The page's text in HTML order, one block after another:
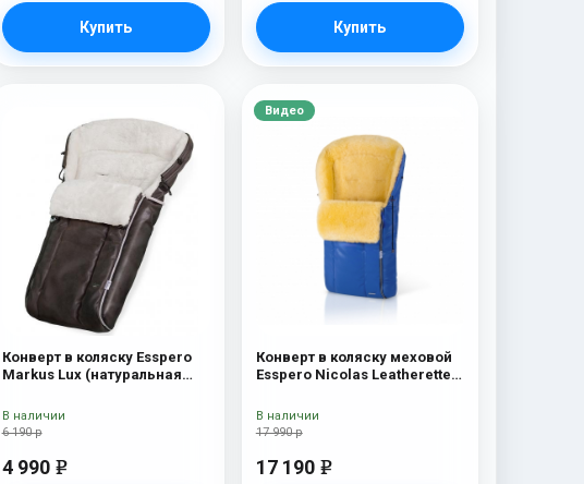
Купить Купить
Конверт в коляску Esspero
Markus Lux (натуральная
6 190 р
4 990 e
В наличии
Видео
Конверт в коляску меховой
Esspero Nicolas Leatherette
17 990 р
17 190 e
В наличии